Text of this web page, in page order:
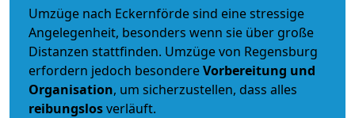
Umzüge nach Eckernförde sind eine stressige
Angelegenheit, besonders wenn sie über große
Distanzen stattfinden. Umzüge von Regensburg
erfordern jedoch besondereVorbereitung und
Organisation, um sicherzustellen, dass alles
reibungslosverläuft.